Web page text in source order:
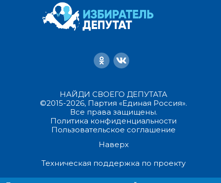
НАЙДИ СВОЕГО ДЕПУТАТА
©2015-2026, Партия «Единая Россия».
Все права защищены.
Политика конфиденциальности
Пользовательское соглашение
Наверх
Техническая поддержка по проекту